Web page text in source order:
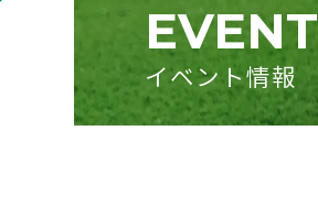
EVENT
イベント情報